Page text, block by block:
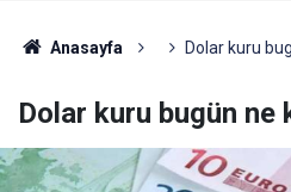
Anasayfa Dolar kuru
Dolar kuru bugün ne